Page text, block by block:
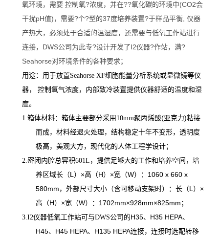
氧环境，需要 控制氧?浓度，并在??氧化碳的环境中(CO2会
干扰pH值)，需要?个?型的37度培养装置?于样品平衡, 仪器
产热大，必须处于合适的温湿度，还需要与低氧工作站进行
连接，DWS公司为此专?设计开发了I2仪器?作站，满?
Seahorse对环境条件的各种要求；
用途：用于放置Seahorse XF细胞能量分析系统或显微镜等仪
器， 控制氧气浓度，内部致冷装置提供仪器舒适的温度和湿
度。
1.箱体材料：箱体主要部分采用10mm聚丙烯酸(亚克力)粘接
而成，材料经退火处理，结构稳定十年不变形，透明度
极高，美观大方，现代化的人体工程学设计；
2.密闭内腔总容积601L ，提供足够大的工作和培养空间，培
养区域长（L）×高（H）×宽（W）：1060 x 660 x
580mm，外部尺寸大小（含可移动支架时）：长（L）×
高（H）×宽（W）：1702mm×928mm×825mm；
3.I2仪器低氧工作站可与DWS公司的H35、H35 HEPA、
H45、H45 HEPA、H135 HEPA连接，连接时选配转移